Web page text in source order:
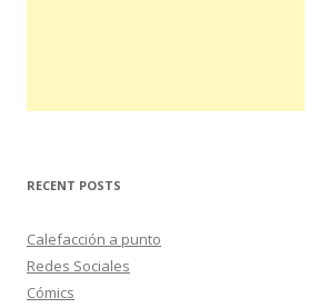
RECENT POSTS
Calefacción a punto
Redes Sociales
Cómics